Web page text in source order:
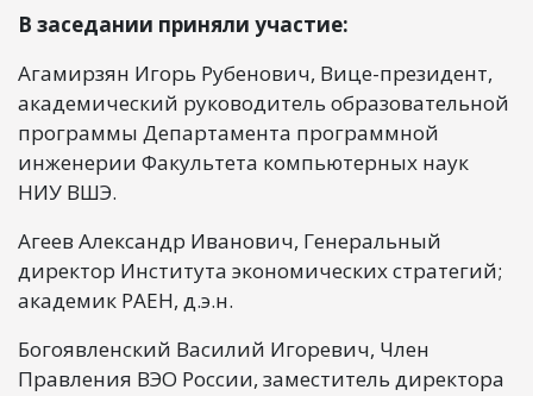
В заседании приняли участие:
Агамирзян Игорь Рубенович, Вице-президент,
академический руководитель образовательной
программы Департамента программной
инженерии Факультета компьютерных наук
НИУ ВШЭ.
Агеев Александр Иванович, Генеральный
директор Института экономических стратегий;
академик РАЕН, д.э.н.
Богоявленский Василий Игоревич, Член
Правления ВЭО России, заместитель директора